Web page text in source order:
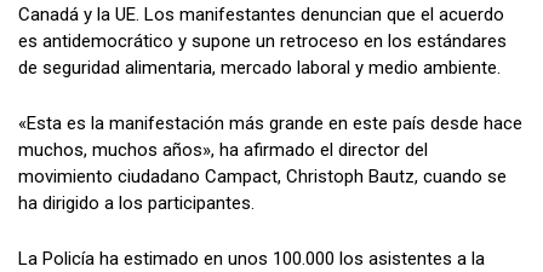
Canadá y la UE. Los manifestantes denuncian que el acuerdo
es antidemocrático y supone un retroceso en los estándares
de seguridad alimentaria, mercado laboral y medio ambiente.
«Esta es la manifestación más grande en este país desde hace
muchos, muchos años», ha afirmado el director del
movimiento ciudadano Campact, Christoph Bautz, cuando se
ha dirigido a los participantes.
La Policía ha estimado en unos 100.000 los asistentes a la